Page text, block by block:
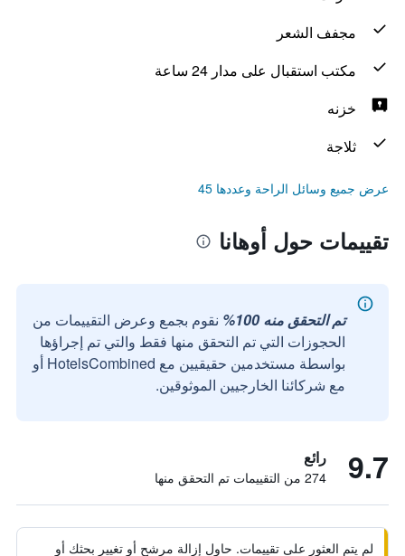
مجفف الشعر
مكتب استقبال على مدار 24 ساعة
خزنه
ثلاجة
عرض جميع وسائل الراحة وعددها 45
تقييمات حول أوهانا
تم التحقق منه 100%
نقوم بجمع وعرض التقييمات من
الحجوزات التي تم التحقق منها فقط والتي تم إجراؤها
بواسطة مستخدمين حقيقيين مع HotelsCombined أو
مع شركائنا الخارجيين الموثوقين.
9.7 رائع
274 من التقييمات تم التحقق منها
لم يتم العثور على تقييمات. حاول إزالة مرشح أو تغيير بحثك أو